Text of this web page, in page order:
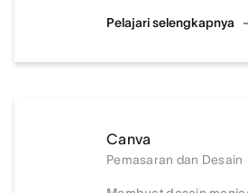
Pelajari selengkapnya
Canva
Pemasaran dan Desain